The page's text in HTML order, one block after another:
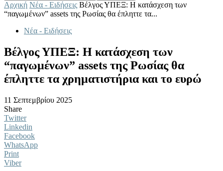
Αρχική Νέα - Ειδήσεις Βέλγος ΥΠΕΞ: Η κατάσχεση των
“παγωμένων” assets της Ρωσίας θα έπληττε τα...
Νέα - Ειδήσεις
Βέλγος ΥΠΕΞ: Η κατάσχεση των
“παγωμένων” assets της Ρωσίας θα
έπληττε τα χρηματιστήρια και το ευρώ
11 Σεπτεμβρίου 2025
Share
Twitter
Linkedin
Facebook
WhatsApp
Print
Viber